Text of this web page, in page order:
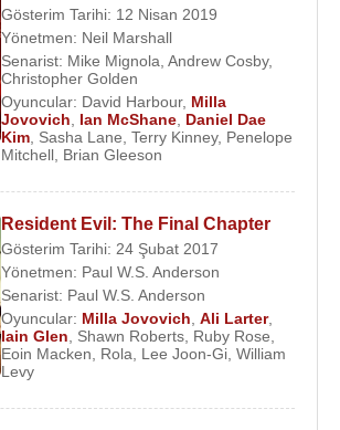
Gösterim Tarihi: 12 Nisan 2019
Yönetmen: Neil Marshall
Senarist: Mike Mignola Andrew Cosby,
Christopher Golden
Oyuncular: David Harbour, Milla
Jovovich
Ian McShane Daniel Dae
Kim Sasha Lane Terry Kinney, Penelope
Mitchell Brian Gleeson
Resident Evil: The Final Chapter
Gösterim Tarihi: 24 Şubat 2017
Yönetmen: Paul W.S. Anderson
Senarist: Paul W.S. Anderson
Oyuncular: Milla Jovovich Ali Larter,
Iain Glen
Shawn Roberts Ruby Rose
Eoin Macken
Rola Lee Joon-Gi William
Levy